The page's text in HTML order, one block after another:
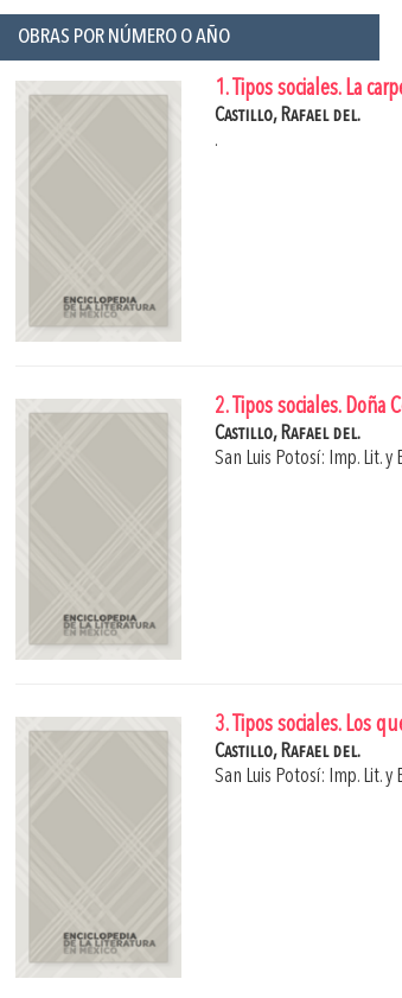
OBRAS POR NÚMERO O AÑO
1. Tipos sociales. La
Castillo, Rafael del.
.
2. Tipos sociales. Doña
Castillo, Rafael del.
San Luis Potosí: Imp. Lit. y
3. Tipos sociales. Los
Castillo, Rafael del.
San Luis Potosí: Imp. Lit. y